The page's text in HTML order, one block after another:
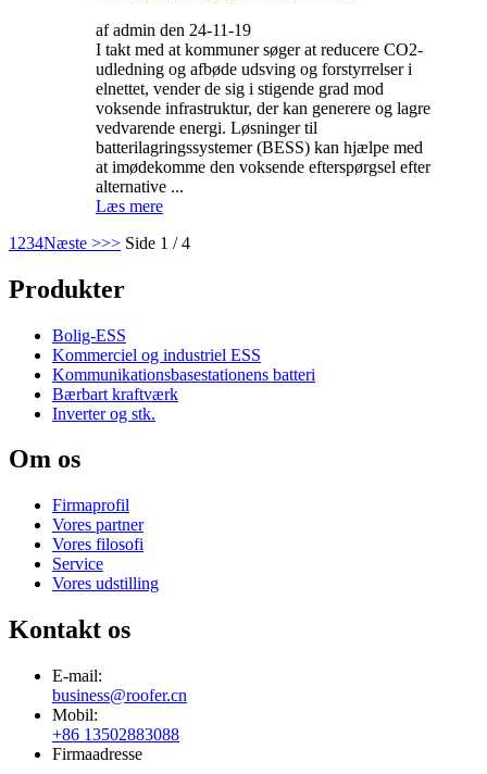
af admin den 24-11-19
I takt med at kommuner søger at reducere CO2-
udledning og afbøde udsving og forstyrrelser i
elnettet, vender de sig i stigende grad mod
voksende infrastruktur, der kan generere og lagre
vedvarende energi. Løsninger til
batterilagringssystemer (BESS) kan hjælpe med
at imødekomme den voksende efterspørgsel efter
alternative ...
Læs mere
1 234Næste >>> Side 1 / 4
Produkter
Bolig-ESS
Kommerciel og industriel ESS
Kommunikationsbasestationens batteri
Bærbart kraftværk
Inverter og stk.
Om os
Firmaprofil
Vores partner
Vores filosofi
Service
Vores udstilling
Kontakt os
E-mail:
business@roofer.cn
Mobil:
+86 13502883088
Firmaadresse